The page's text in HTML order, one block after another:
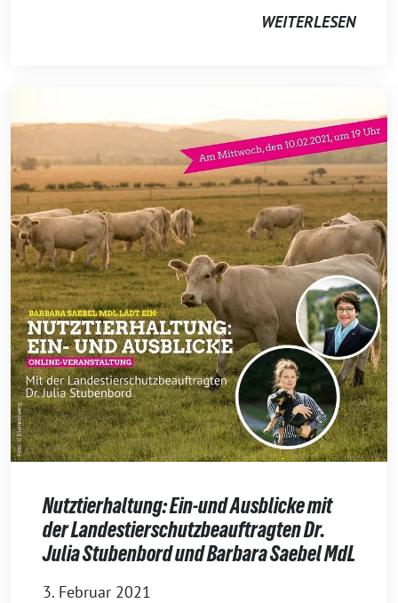
WEITERLESEN
Nutztierhaltung: Ein-und Ausblicke mit
der Landestierschutzbeauftragten Dr.
Julia Stubenbord und Barbara Saebel MdL
3. Februar 2021